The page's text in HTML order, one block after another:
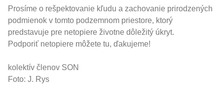
Prosíme o rešpektovanie kľudu a zachovanie prirodzených
podmienok v tomto podzemnom priestore, ktorý
predstavuje pre netopiere životne dôležitý úkryt.
Podporiť netopiere môžete tu, ďakujeme!
kolektív členov SON
Foto: J. Rys